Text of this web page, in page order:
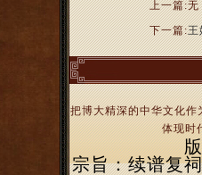
上一篇:无
下一篇:
把博大精深的中华文化
体现时
宗旨：续谱复